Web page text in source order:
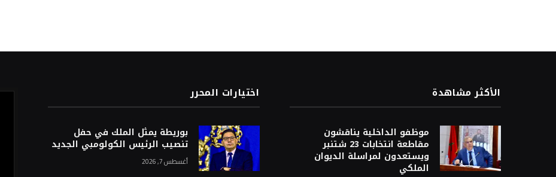
الأكثر مشاهدة
موظفو الداخلية يناقشون
مقاطعة انتخابات 23 شتنبر
ويستعدون لمراسلة الديوان
الملكي
اختيارات المحرر
بوريطة يمثل الملك في حفل
تنصيب الرئيس الكولومبي الجديد
أغسطس 7, 2026